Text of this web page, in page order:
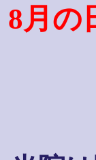
8月の